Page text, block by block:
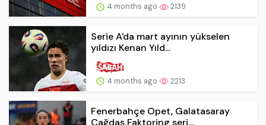
4 months ago 2139
Serie A'da mart ayının yükselen
yıldızı Kenan Yıld...
4 months ago 2213
Fenerbahçe Opet, Galatasaray
Çağdaş Faktoring seri...